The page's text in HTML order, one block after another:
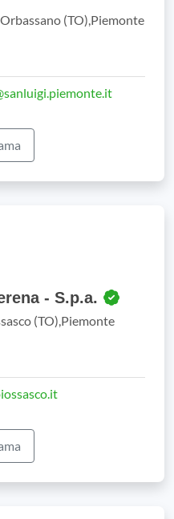
(TO),Piemonte
- S.p.a.
(TO),Piemonte